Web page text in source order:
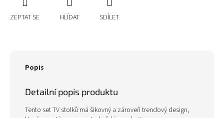
ZEPTAT SE HLÍDAT SDÍLET
Popis
Detailní popis produktu
Tento set TV stolků má šikovný a zároveň trendový design,